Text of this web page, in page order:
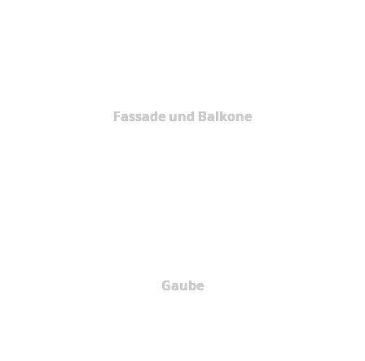
Fassade und Balkone
Gaube